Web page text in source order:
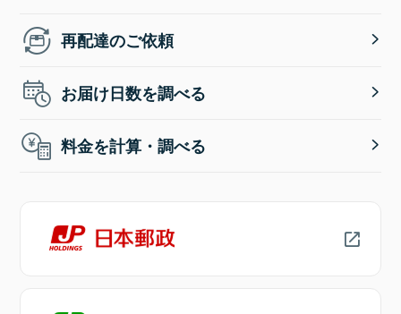
再配達のご依頼
お届け日数を調べる
料金を計算・調べる